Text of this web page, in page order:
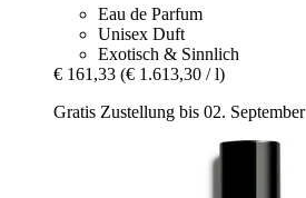
Eau de Parfum
Unisex Duft
Exotisch & Sinnlich
€ 161,33 (€ 1.613,30 / l)
Gratis Zustellung bis 02. September